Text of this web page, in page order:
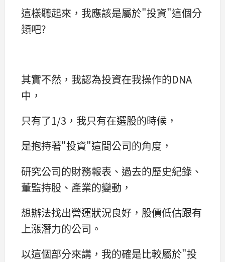
這樣聽起來，我應該是屬於"投資"這個分
類吧?
其實不然，我認為投資在我操作的DNA
中，
只有了1/3，我只有在選股的時候，
是抱持著"投資"這間公司的角度，
研究公司的財務報表、過去的歷史紀錄、
董監持股、產業的變動，
想辦法找出營運狀況良好，股價低估跟有
上漲潛力的公司。
以這個部分來講，我的確是比較屬於"投